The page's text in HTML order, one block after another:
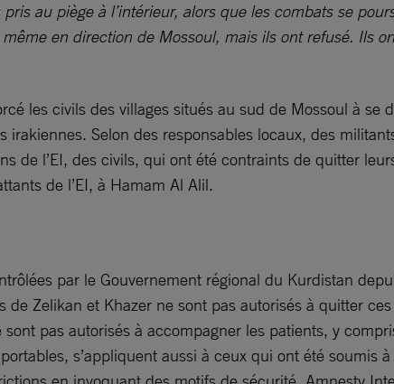
au piège à l’intérieur, alors que les combats se
en direction de Mossoul, mais ils ont refusé. Ils
les civils des villages situés au sud de Mossoul à
Selon des responsables locaux, des
de l’EI, des civils, qui ont été contraints de quitter
de l’EI, à Hamam Al Alil.
par le Gouvernement régional du Kurdistan
Zelikan et Khazer ne sont pas autorisés à quitter
pas autorisés à accompagner les patients, y
s’appliquent aussi à ceux qui ont été